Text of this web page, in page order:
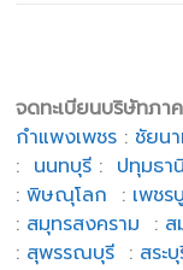
จดทะเบียนบริษัทภา
กำแพงเพชร : ชัยน
: นนทบุรี : ปทุมธา
:พิษณุโลก : เพช
: สมุทรสงคราม : ส
: สุพรรณบุรี : สระ